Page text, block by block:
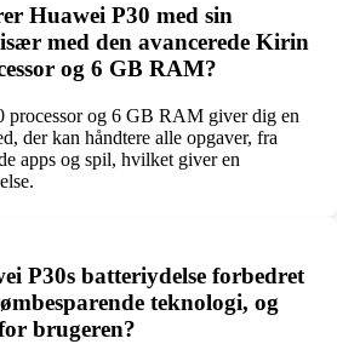
Huawei P30 med sin
med den avancerede Kirin
og 6 GB RAM?
processor og 6 GB RAM giver dig en
der kan håndtere alle opgaver, fra
apps og spil, hvilket giver en
P30s batteriydelse forbedret
teknologi, og
brugeren?